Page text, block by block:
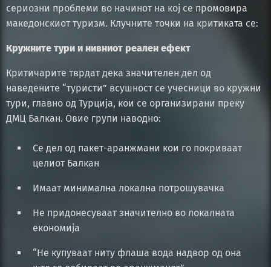
сериозни проблеми во начинот на кој се промовира
македонскиот туризм. Клучните точки на критиката се:
Кружните тури и нивниот реален ефект
Критичарите тврдат дека значителен дел од
наведените “туристи” всушност се учесници во кружни
тури, главно од Турција, кои се организирани преку
ДМЦ Балкан. Овие групи наводно:
Се дел од пакет-аранжмани кои го покриваат
целиот Балкан
Имаат минимална локална потрошувачка
Не придонесуваат значително во локалната
економија
“Не купуваат ниту флаша вода надвор од она